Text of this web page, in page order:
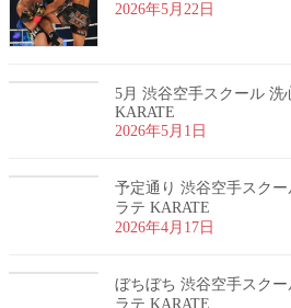
2026年5月22日
5月 渋谷空手スクール 洗
KARATE
2026年5月1日
予定通り 渋谷空手スク
ラテ KARATE
2026年4月17日
ぼちぼち 渋谷空手スク
ラテ KARATE